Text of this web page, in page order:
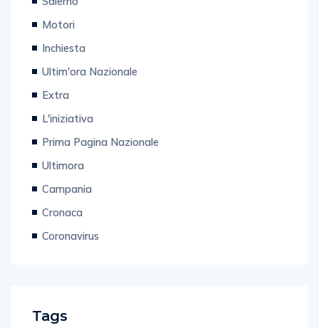
Motori
Inchiesta
Ultim'ora Nazionale
Extra
L'iniziativa
Prima Pagina Nazionale
Ultimora
Campania
Cronaca
Coronavirus
Tags